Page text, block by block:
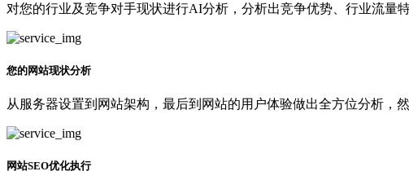
对您的行业及竞争对手现状进行AI分析，分析出竞争优势、行业流量
您的网站现状分析
从服务器设置到网站架构，最后到网站的用户体验做出全方位分析，
网站SEO优化执行